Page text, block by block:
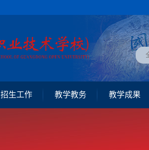
招生工作 教学教务 教学成果